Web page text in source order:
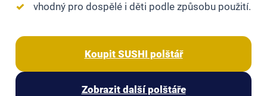
✓ vhodný pro dospělé i děti podle způsobu použití.
Koupit SUSHI polštář
Zobrazit další polštáře